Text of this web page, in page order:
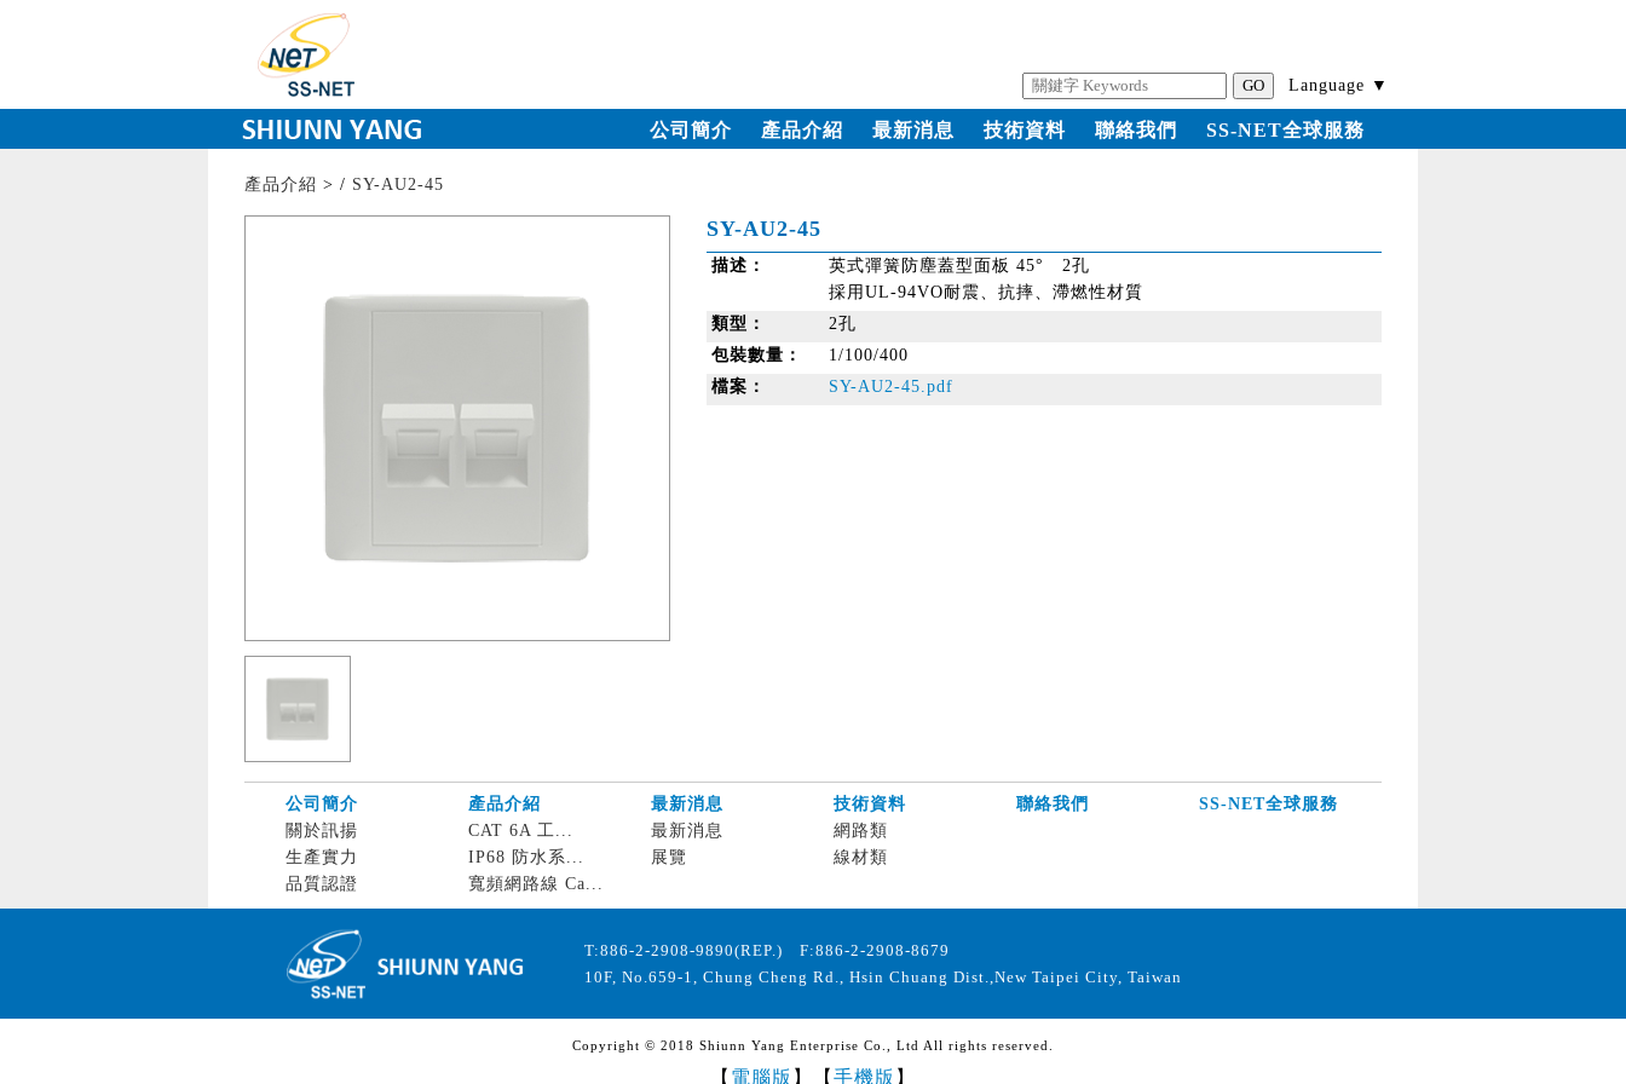
Language ▼
公司簡介 產品介紹 最新消息 技術資料 聯絡我們 SS-NET全球服務
產品介紹 > / SY-AU2-45
SY-AU2-45
描述：
英式彈簧防塵蓋型面板 45° 2孔
採用UL-94VO耐震、抗摔、滯燃性材質
類型：
2孔
包裝數量：
1/100/400
檔案：
SY-AU2-45.pdf
公司簡介 產品介紹 最新消息 技術資料 聯絡我們
SS-NET全球服務
關於訊揚
生產實力
品質認證
CAT 6A 工...
IP68 防水系...
寬頻網路線 Ca...
最新消息
展覽
網路類
線材類
T:886-2-2908-9890(REP.) F:886-2-2908-8679
10F, No.659-1, Chung Cheng Rd., Hsin Chuang Dist.,New Taipei City, Taiwan
Copyright © 2018 Shiunn Yang Enterprise Co., Ltd All rights reserved.
【 電腦版 】【 手機版 】